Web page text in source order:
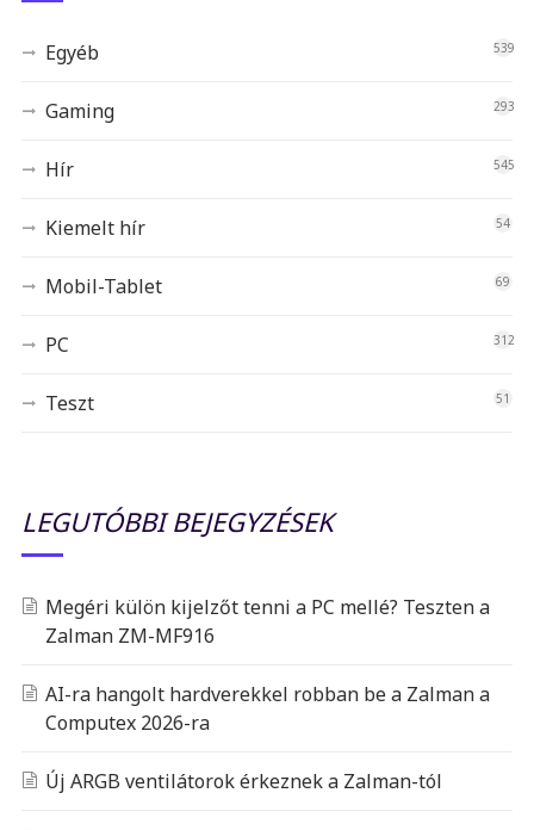
Egyéb 539
Gaming 293
Hír 545
Kiemelt hír 54
Mobil-Tablet 69
PC 312
Teszt 51
LEGUTÓBBI BEJEGYZÉSEK
Megéri külön kijelzőt tenni a PC mellé? Teszten a
Zalman ZM-MF916
AI-ra hangolt hardverekkel robban be a Zalman a
Computex 2026-ra
Új ARGB ventilátorok érkeznek a Zalman-tól